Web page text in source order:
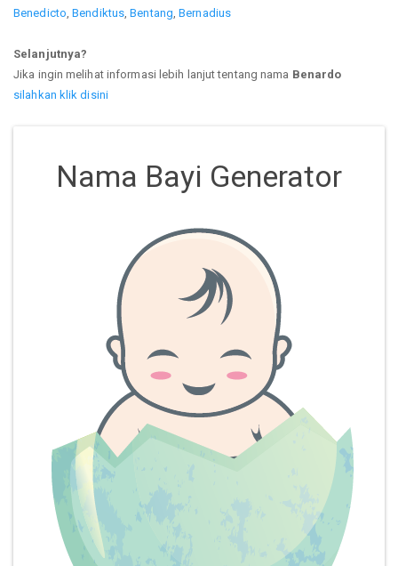
Benedicto ,Bendiktus ,Bentang ,Bernadius
Selanjutnya?
Jika ingin melihat informasi lebih lanjut tentang nama Benardo
silahkan klik disini
Nama Bayi Generator